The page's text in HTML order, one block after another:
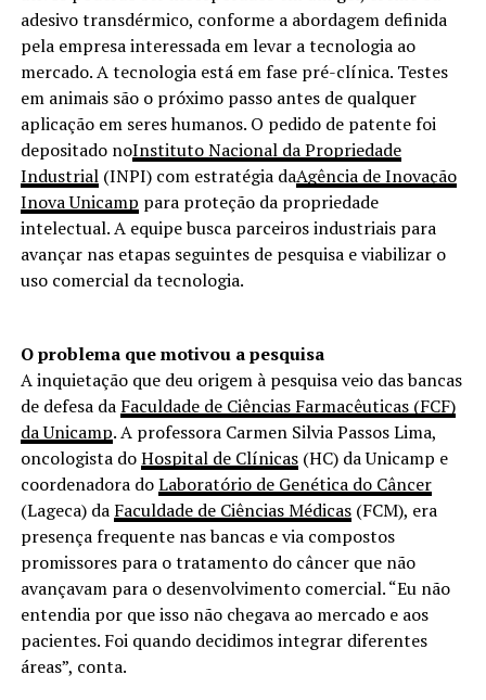
adesivo transdérmico, conforme a abordagem definida
pela empresa interessada em levar a tecnologia ao
mercado. A tecnologia está em fase pré-clínica. Testes
em animais são o próximo passo antes de qualquer
aplicação em seres humanos. O pedido de patente foi
depositado noInstituto Nacional da Propriedade
Industrial(INPI) com estratégia daAgência de Inovação
Inova Unicamp para proteção da propriedade
intelectual. A equipe busca parceiros industriais para
avançar nas etapas seguintes de pesquisa e viabilizar o
uso comercial da tecnologia.
O problema que motivou a pesquisa
A inquietação que deu origem à pesquisa veio das bancas
de defesa da Faculdade de Ciências Farmacêuticas (FCF)
da Unicamp. A professora Carmen Silvia Passos Lima,
oncologista doHospital de Clínicas(HC) da Unicamp e
coordenadora doLaboratório de Genética do Câncer
(Lageca) da Faculdade de Ciências Médicas(FCM), era
presença frequente nas bancas e via compostos
promissores para o tratamento do câncer que não
avançavam para o desenvolvimento comercial. “Eu não
entendia por que isso não chegava ao mercado e aos
pacientes. Foi quando decidimos integrar diferentes
áreas”, conta.